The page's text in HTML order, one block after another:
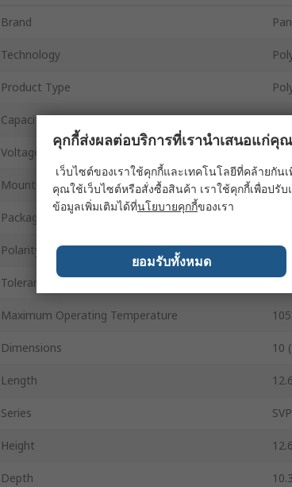
Brand
Technology
Product Type
Capacitance
Voltage 10V
Mount Type
Package/Case
Polarity
Tolerance
Maximum Operating Temperature
Dimensions 10
Length
Series SVP
Height
Depth
คุกกี้ส่งผลต่อบริการที่เรานำเสนอแก่คุณ
เว็บไซต์ของเราใช้คุกกี้และเทคโนโลยีที่คล้ายกั
คุณใช้เว็บไซต์หรือสั่งซื้อสินค้า เราใช้คุกกี้เพื่อป
ข้อมูลเพิ่มเติมได้ที่นโยบายคุกกี้ของเรา
ยอมรับทั้งหมด